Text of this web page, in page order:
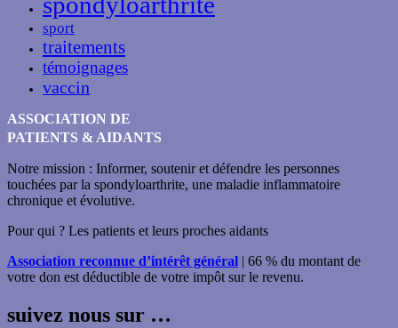
sport
traitements
témoignages
vaccin
ASSOCIATION DE
PATIENTS & AIDANTS
Notre mission : Informer, soutenir et défendre les personnes
touchées par la spondyloarthrite, une maladie inflammatoire
chronique et évolutive.
Pour qui ? Les patients et leurs proches aidants
Association reconnue d’intérêt général | 66 % du montant de
votre don est déductible de votre impôt sur le revenu.
suivez nous sur …